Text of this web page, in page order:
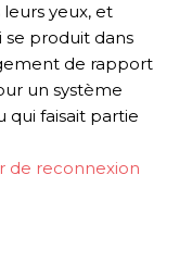
yeux, et
produit dans
de rapport
un système
qui faisait partie
de reconnexion